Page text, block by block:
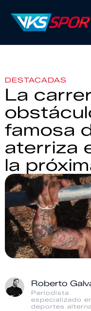
DESTACADAS
La
famosa
aterriza
la
Roberto
Periodista
especializado
deportes